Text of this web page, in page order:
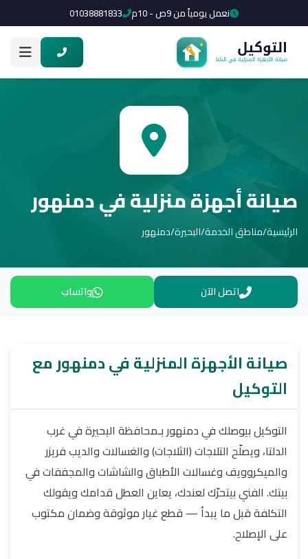
نعمل يومياً من 9ص - 10م 01038881833
صيانة أجهزة منزلية في دمنهور
الرئيسية/مناطق الخدمة/البحيرة/دمنهور
اتصل الآن واتساب
صيانة الأجهزة المنزلية في دمنهور مع
التوكيل
التوكيل بيوصلك في دمنهور بـمحافظة البحيرة في غرب
الدلتا، ويصلّح التلاجات (الثلاجات) والغسالات والديب فريزر
والميكروويف وغسالات الأطباق والشاشات والمجففات في
بيتك. الفني بيتحرّك لعندك، يعاين العطل قدامك ويقولك
التكلفة قبل ما يبدأ — قطع غيار موثوقة وضمان مكتوب
على الإصلاح.